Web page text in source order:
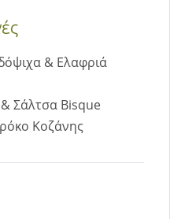
& Ελαφριά
Σάλτσα Bisque
Κοζάνης